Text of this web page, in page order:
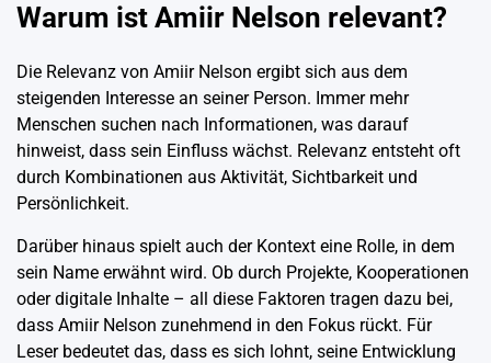
Warum ist Amiir Nelson relevant?
Die Relevanz von Amiir Nelson ergibt sich aus dem
steigenden Interesse an seiner Person. Immer mehr
Menschen suchen nach Informationen, was darauf
hinweist, dass sein Einfluss wächst. Relevanz entsteht oft
durch Kombinationen aus Aktivität, Sichtbarkeit und
Persönlichkeit.
Darüber hinaus spielt auch der Kontext eine Rolle, in dem
sein Name erwähnt wird. Ob durch Projekte, Kooperationen
oder digitale Inhalte – all diese Faktoren tragen dazu bei,
dass Amiir Nelson zunehmend in den Fokus rückt. Für
Leser bedeutet das, dass es sich lohnt, seine Entwicklung